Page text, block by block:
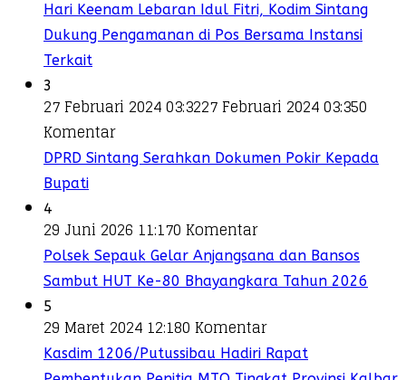
Hari Keenam Lebaran Idul Fitri, Kodim Sintang
Dukung Pengamanan di Pos Bersama Instansi
Terkait
3
27 Februari 2024 03:3227 Februari 2024 03:350
Komentar
DPRD Sintang Serahkan Dokumen Pokir Kepada
Bupati
4
29 Juni 2026 11:170 Komentar
Polsek Sepauk Gelar Anjangsana dan Bansos
Sambut HUT Ke-80 Bhayangkara Tahun 2026
5
29 Maret 2024 12:180 Komentar
Kasdim 1206/Putussibau Hadiri Rapat